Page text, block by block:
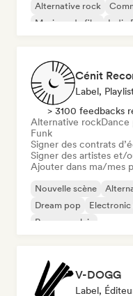
Alternative rock
Musique de film
Indie
Cénit
Label,
> 3100 feedbacks
Alternative rockDance
Funk
Signer des contrats
Signer des artistes et/
Ajouter dans ma/mes
Nouvelle scène
Dream pop
Rap en anglais
V-DOGG
Label,